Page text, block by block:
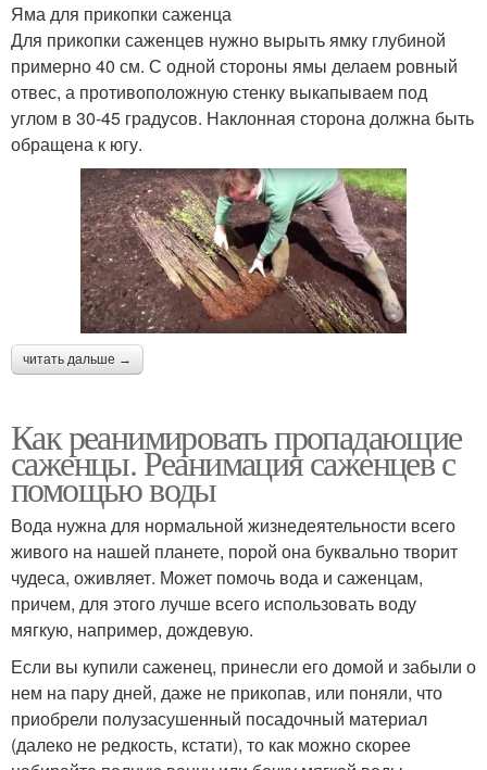
Яма для прикопки саженца
Для прикопки саженцев нужно вырыть ямку глубиной
примерно 40 см. С одной стороны ямы делаем ровный
отвес, а противоположную стенку выкапываем под
углом в 30-45 градусов. Наклонная сторона должна быть
обращена к югу.
читать дальше →
Как реанимировать пропадающие
саженцы. Реанимация саженцев с
помощью воды
Вода нужна для нормальной жизнедеятельности всего
живого на нашей планете, порой она буквально творит
чудеса, оживляет. Может помочь вода и саженцам,
причем, для этого лучше всего использовать воду
мягкую, например, дождевую.
Если вы купили саженец, принесли его домой и забыли о
нем на пару дней, даже не прикопав, или поняли, что
приобрели полузасушенный посадочный материал
(далеко не редкость, кстати), то как можно скорее